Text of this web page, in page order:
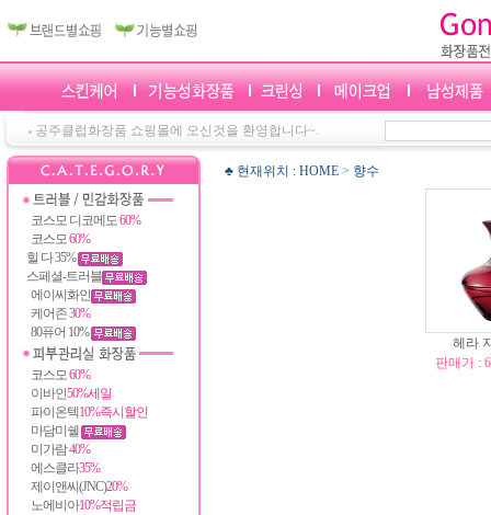
공주클럽화장품 쇼핑몰에 오신것을 환영합니다~.
코스모 디코메도60%
코스모60%
힐 다 35%
스페셜-트러블
에이씨화인
케어존30%
80퓨어 10%
코스모60%
이바인50%세일
파이온텍10%즉시할인
마담미쉘
미가람40%
에스클라35%
제이앤씨(JNC)20%
노에비아10%적립금
♣ 현재위치 : HOME > 향수
헤라
판매가 :